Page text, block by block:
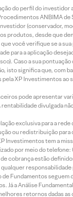
do perfil do
ANBIMA
(conservador,
produtos, desde que
você verifique se a
para a aplicação
Caso a sua
isto significa que, com
XP Investimentos
pode apresentar
divulgada
exclusiva para a
ou redistribuição
Investimentos tem a
por meio do telefone:
cobrança estão
qualquer
de Fundamentos
Já a Análise
retornos dadas